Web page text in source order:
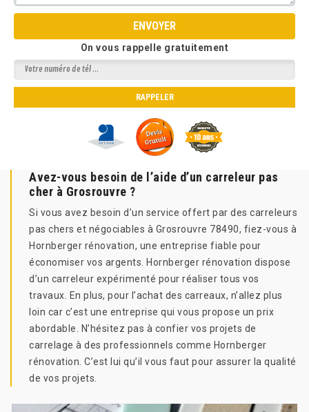
On vous rappelle gratuitement
Avez-vous besoin de l’aide d’un carreleur pas
cher à Grosrouvre ?
Si vous avez besoin d’un service offert par des carreleurs
pas chers et négociables à Grosrouvre 78490, fiez-vous à
Hornberger rénovation, une entreprise fiable pour
économiser vos argents. Hornberger rénovation dispose
d’un carreleur expérimenté pour réaliser tous vos
travaux. En plus, pour l’achat des carreaux, n’allez plus
loin car c’est une entreprise qui vous propose un prix
abordable. N’hésitez pas à confier vos projets de
carrelage à des professionnels comme Hornberger
rénovation. C’est lui qu’il vous faut pour assurer la qualité
de vos projets.